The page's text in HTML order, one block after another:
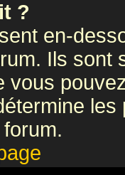
?
en-
Ils
vous